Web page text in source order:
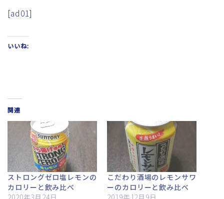
[ad01]
いいね:
関連
ストロングゼロ塩レモンの
カロリーと飲み比べ
こだわり酒場のレモンサワ
ーのカロリーと飲み比べ